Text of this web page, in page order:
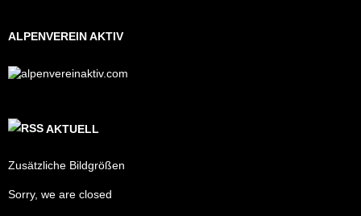
ALPENVEREIN AKTIV
AKTUELL
Zusätzliche Bildgrößen
Sorry, we are closed